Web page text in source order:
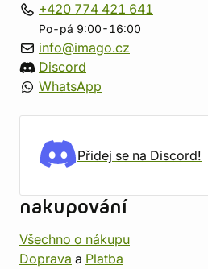
+420 774 421 641
Po-pá 9:00-16:00
info@imago.cz
Discord
WhatsApp
Přidej se na Discord!
nakupování
Všechno o nákupu
Doprava a Platba